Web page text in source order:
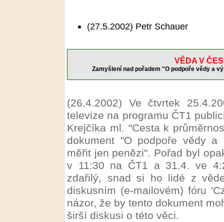
(27.5.2002) Petr Schauer
VĚDA V
Zamyšlení nad pořadem "O podpoře vědy a
(26.4.2002) Ve čtvrtek
televize na programu ČT1
Krejčíka ml. "Cesta k
dokument "O podpoře vědy a
měřit jen penězi". Pořad byl
v 11:30 na ČT1 a 31.4. ve
zdařilý, snad si ho lidé z
diskusním (e-mailovém) fóru
názor, že by tento dokument
širší diskusi o této věci.